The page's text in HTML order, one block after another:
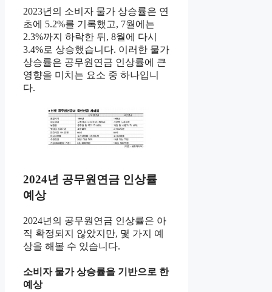
2023년의 소비자 물가 상승률은 연
초에 5.2%를 기록했고, 7월에는
2.3%까지 하락한 뒤, 8월에 다시
3.4%로 상승했습니다. 이러한 물가
상승률은 공무원연금 인상률에 큰
영향을 미치는 요소 중 하나입니
다.
2024년 공무원연금 인상률
예상
2024년의 공무원연금 인상률은 아
직 확정되지 않았지만, 몇 가지 예
상을 해볼 수 있습니다.
소비자 물가 상승률을 기반으로 한
예상